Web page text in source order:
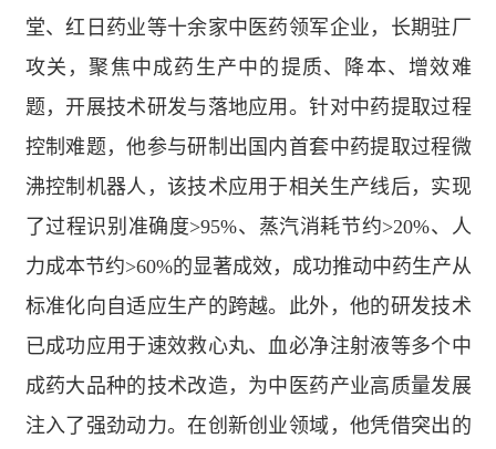
堂、红日药业等十余家中医药领军企业，长期驻厂
攻关，聚焦中成药生产中的提质、降本、增效难
题，开展技术研发与落地应用。针对中药提取过程
控制难题，他参与研制出国内首套中药提取过程微
沸控制机器人，该技术应用于相关生产线后，实现
了过程识别准确度>95%、蒸汽消耗节约>20%、人
力成本节约>60%的显著成效，成功推动中药生产从
标准化向自适应生产的跨越。此外，他的研发技术
已成功应用于速效救心丸、血必净注射液等多个中
成药大品种的技术改造，为中医药产业高质量发展
注入了强劲动力。在创新创业领域，他凭借突出的